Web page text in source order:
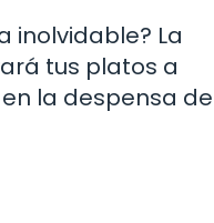
inolvidable? La
tus platos a
la despensa de